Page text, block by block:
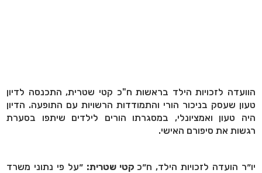
הוועדה לזכויות הילד בראשות ח"כ קטי שטרית, התכנסה לדיון
טעון שעסק בניכור הורי והתמודדות הרשויות עם התופעה. הדיון
היה טעון ואמציונלי, במסגרתו הורים לילדים שיתפו בסערת
רגשות את סיפורם האישי.
יו״ר הועדה לזכויות הילד, ח״כקטי שטרית:״על פי נתוני משרד